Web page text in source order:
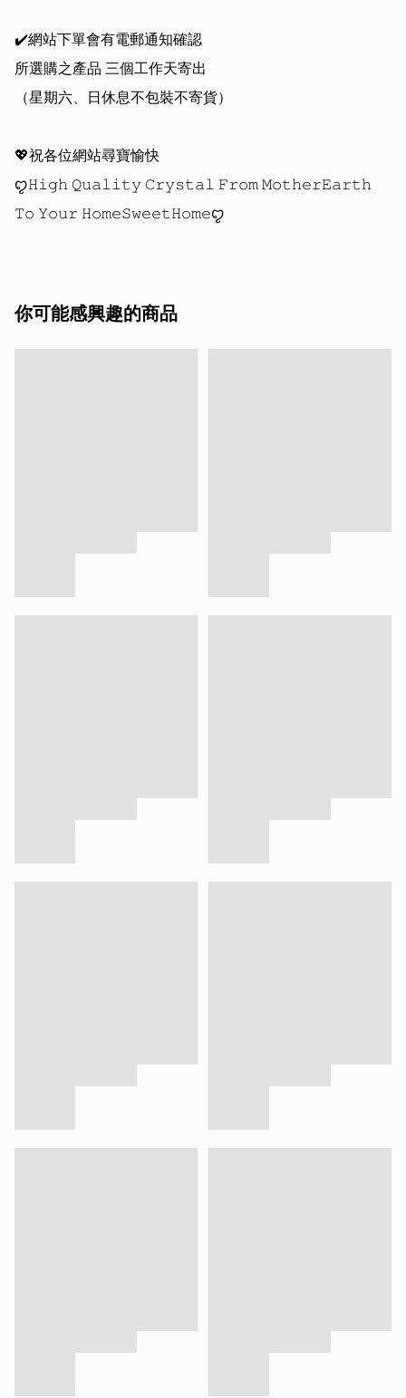
✔️網站下單會有電郵通知確認
所選購之產品 三個工作天寄出
（星期六、日休息不包裝不寄貨）
💖祝各位網站尋寶愉快
ꨄ𝙷𝚒𝚐𝚑 𝚀𝚞𝚊𝚕𝚒𝚝𝚢 𝙲𝚛𝚢𝚜𝚝𝚊𝚕 𝙵𝚛𝚘𝚖 𝙼𝚘𝚝𝚑𝚎𝚛𝙴𝚊𝚛𝚝𝚑
你可能感興趣的商品